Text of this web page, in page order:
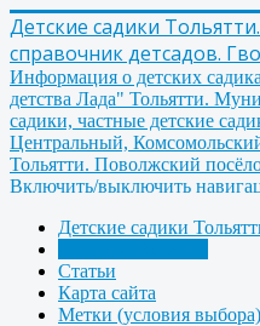
Детские садики
справочник детсадов.
Информация о детских
детства Лада" Тольятти.
садики, частные детские
Центральный,
Тольятти. Поволжский
Включить/выключить
Детские садики
Статьи
Карта сайта
Метки (условия выбора)